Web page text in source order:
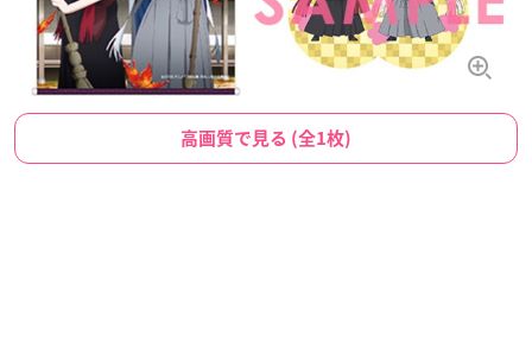
高画質で見る (全1枚)